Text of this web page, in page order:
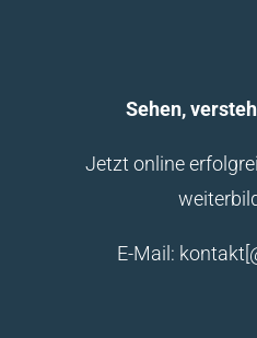
Sehen,
Jetzt online
E-Mail: